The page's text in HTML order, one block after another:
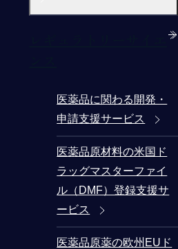
医薬品に関わる開発・
申請支援サービス
医薬品原材料の米国ド
ラッグマスターファイ
ル（DMF）登録支援サ
ービス
医薬品原薬の欧州EUド